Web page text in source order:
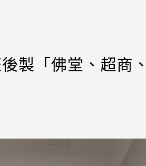
製「佛堂、超商